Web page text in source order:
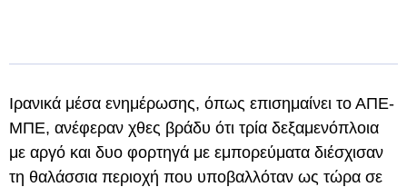
Ιρανικά μέσα ενημέρωσης, όπως επισημαίνει το ΑΠΕ-
ΜΠΕ, ανέφεραν χθες βράδυ ότι τρία δεξαμενόπλοια
με αργό και δυο φορτηγά με εμπορεύματα διέσχισαν
τη θαλάσσια περιοχή που υποβαλλόταν ως τώρα σε